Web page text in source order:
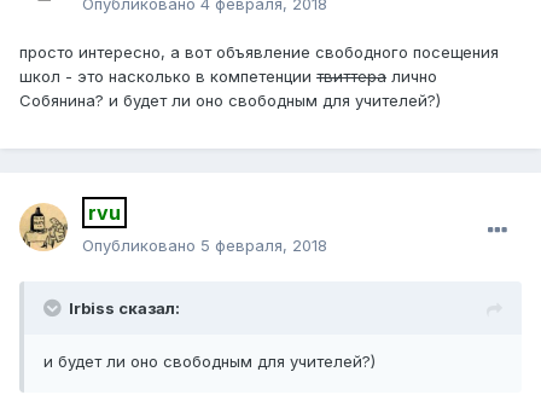
Опубликовано 4 февраля, 2018
просто интересно, а вот объявление свободного посещения
школ - это насколько в компетенции твиттера лично
Собянина? и будет ли оно свободным для учителей?)
rvu
Опубликовано 5 февраля, 2018
Irbiss сказал:
и будет ли оно свободным для учителей?)